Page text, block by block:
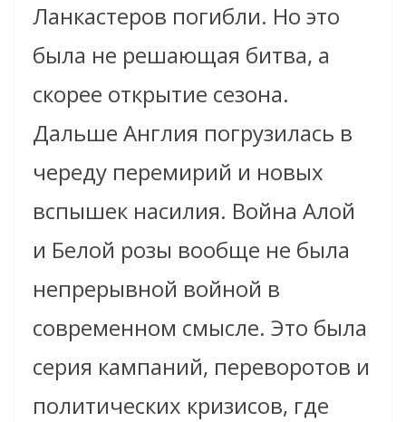
Ланкастеров погибли. Но это
была не решающая битва, а
скорее открытие сезона.
Дальше Англия погрузилась в
череду перемирий и новых
вспышек насилия. Война Алой
и Белой розы вообще не была
непрерывной войной в
современном смысле. Это была
серия кампаний, переворотов и
политических кризисов, где